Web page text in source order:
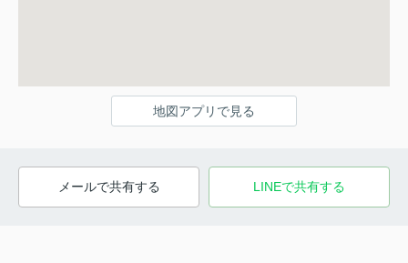
地図アプリで見る
メールで共有する LINEで共有する